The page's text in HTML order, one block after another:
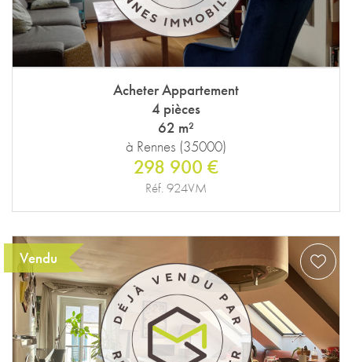
Acheter Appartement
4 pièces
62 m²
à Rennes (35000)
298 900 €
Réf. 924VM
Vendu